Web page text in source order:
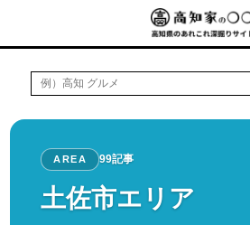
AREA 99記事
土佐市エリア